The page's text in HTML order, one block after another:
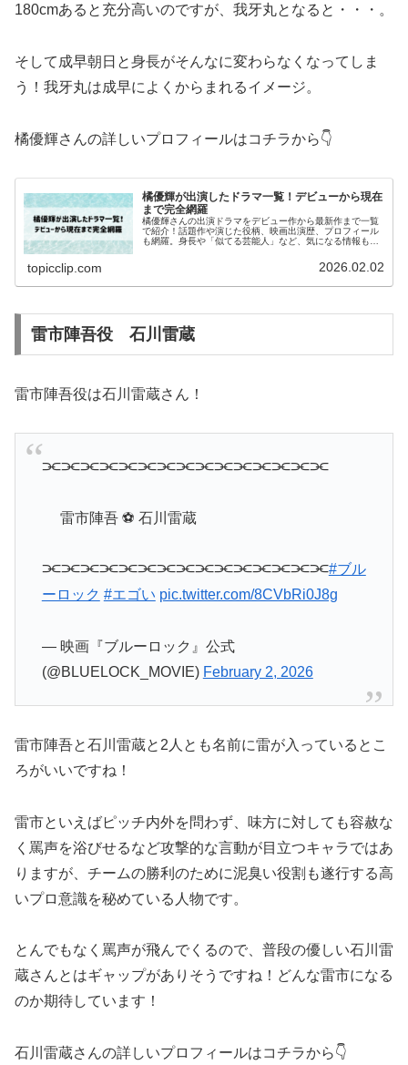
180cmあると充分高いのですが、我牙丸となると・・・。
そして成早朝日と身長がそんなに変わらなくなってしま
う！我牙丸は成早によくからまれるイメージ。
橘優輝さんの詳しいプロフィールはコチラから👇
橘優輝が出演したドラマ一覧！デビューから現在
まで完全網羅
橘優輝さんの出演ドラマをデビュー作から最新作まで一覧
で紹介！話題作や演じた役柄、映画出演歴、プロフィール
も網羅。身長や「似てる芸能人」など、気になる情報もあ
topicclip.com 2026.02.02
雷市陣吾役 石川雷蔵
雷市陣吾役は石川雷蔵さん！
⫘⫘⫘⫘⫘⫘⫘⫘⫘⫘⫘⫘⫘⫘⫘
雷市陣吾 ⚽ 石川雷蔵
⫘⫘⫘⫘⫘⫘⫘⫘⫘⫘⫘⫘⫘⫘⫘#ブル
ーロック #エゴい pic.twitter.com/8CVbRi0J8g
— 映画『ブルーロック』公式
(@BLUELOCK_MOVIE) February 2, 2026
雷市陣吾と石川雷蔵と2人とも名前に雷が入っているとこ
ろがいいですね！
雷市といえばピッチ内外を問わず、味方に対しても容赦な
く罵声を浴びせるなど攻撃的な言動が目立つキャラではあ
りますが、チームの勝利のために泥臭い役割も遂行する高
いプロ意識を秘めている人物です。
とんでもなく罵声が飛んでくるので、普段の優しい石川雷
蔵さんとはギャップがありそうですね！どんな雷市になる
のか期待しています！
石川雷蔵さんの詳しいプロフィールはコチラから👇